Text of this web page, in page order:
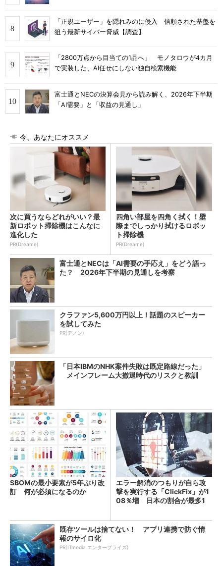
「正規ユーザー」を隠れみのに侵入 信頼された基盤を
狙う最新サイバー脅威【調査】
「2800万点から目当ての1品へ」 モノタロウが4カ月
で実装した、AI任せにしない独自検索機能
富士通とNECの決算会見から読み解く、2026年下半期
「AI需要」と「収益の見通し」
今、あなたにオススメ
次に買うならどれがいい？最
新ロボット掃除機はこんなに
進化した
PR(Dreame)
四角い部屋を四角く拭く！壁
際までしっかり拭けるロボッ
ト掃除機
PR(Dreame)
富士通とNECは「AI需要の手応え」をどう語っ
た？ 2026年下半期の見通しを考察
クラファン5,600万円以上！話題のスピーカー
を試してみた
PR(デノン)
「日本IBMのNHK案件失敗は既定路線だった」
メインフレーム大撤退時代のリスクと教訓
SBOMの最小要素が5年ぶり改
訂 何が必須になるのか
エラー解消のつもりが自ら攻
撃を実行する「ClickFix」が1
08％増 日本の割合が最多1
既存ツールは捨てない！ アプリ連携で防ぐ情
報のサイロ化
PR(ITmedia エンタープライズ)